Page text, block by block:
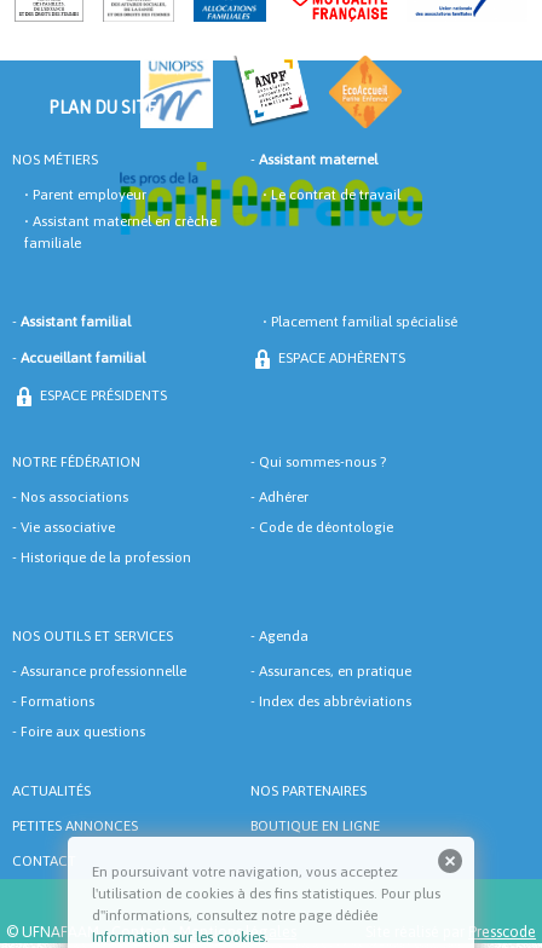
PLAN DU SITE
NOS MÉTIERS - Assistant maternel
• Parent employeur •Le contrat de travail
• Assistant maternel en crèche
familiale
- Assistant familial • Placement familial spécialisé
- Accueillant familial ESPACE ADHÈRENTS
ESPACE PRÉSIDENTS
NOTRE FÉDÉRATION - Qui sommes-nous ?
- Nos associations - Adhérer
- Vie associative - Code de déontologie
- Historique de la profession
NOS OUTILS ET SERVICES - Agenda
- Assurance professionnelle - Assurances, en pratique
- Formations - Index des abbréviations
- Foire aux questions
ACTUALITÉS NOS PARTENAIRES
PETITES ANNONCES BOUTIQUE EN LIGNE
CONTACT
© UFNAFAAM -Contact-Mentions légales Presscode
En poursuivant votre navigation, vous acceptez
l'utilisation de cookies à des fins statistiques. Pour plus
d''informations, consultez notre page dédiée
Information sur les cookies.